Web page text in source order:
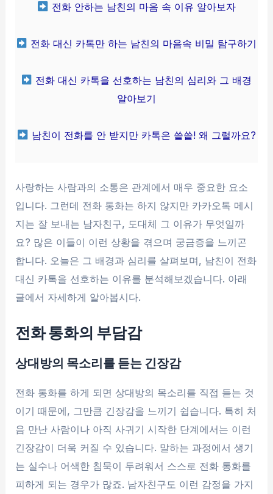
전화 안하는 남친의 마음 속 이유 알아보자
전화 대신 카톡만 하는 남친의 마음속 비밀 탐구하기
전화 대신 카톡을 선호하는 남친의 심리와 그 배경
알아보기
남친이 전화를 안 받지만 카톡은 씉씉! 왜 그럴까요?
사랑하는 사람과의 소통은 관계에서 매우 중요한 요소
입니다. 그런데 전화 통화는 하지 않지만 카카오톡 메시
지는 잘 보내는 남자친구, 도대체 그 이유가 무엇일까
요? 많은 이들이 이런 상황을 겪으며 궁금증을 느끼곤
합니다. 오늘은 그 배경과 심리를 살펴보며, 남친이 전화
대신 카톡을 선호하는 이유를 분석해보겠습니다. 아래
글에서 자세하게 알아봅시다.
전화 통화의 부담감
상대방의 목소리를 듣는 긴장감
전화 통화를 하게 되면 상대방의 목소리를 직접 듣는 것
이기 때문에, 그만큼 긴장감을 느끼기 쉽습니다. 특히 처
음 만난 사람이나 아직 사귀기 시작한 단계에서는 이런
긴장감이 더욱 커질 수 있습니다. 말하는 과정에서 생기
는 실수나 어색한 침묵이 두려워서 스스로 전화 통화를
피하게 되는 경우가 많죠. 남자친구도 이런 감정을 가지